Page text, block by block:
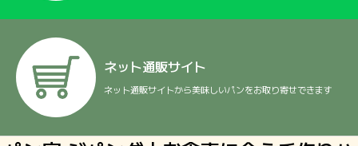
ネット通販サイト
ネット通販サイトから美味しいパンをお取り寄せできます